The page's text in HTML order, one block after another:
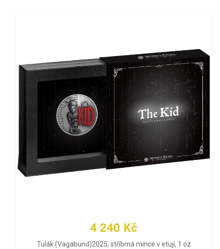
4 240 Kč
Tulák (Vagabund)2025, stříbrná mince v etuji, 1 oz